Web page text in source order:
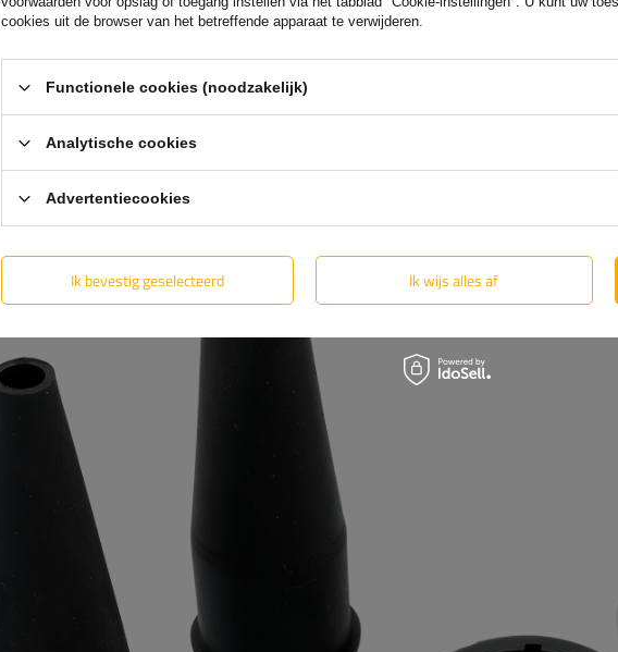
cookies uit de browser van het betreffende apparaat te verwijderen.
Functionele cookies (noodzakelijk)
Analytische cookies
Advertentiecookies
Ik bevestig geselecteerd Ik wijs alles af